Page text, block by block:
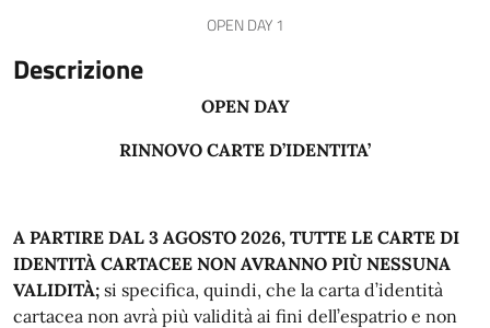
OPEN DAY 1
Descrizione
OPEN DAY
RINNOVO CARTE D’IDENTITA’
A PARTIRE DAL 3 AGOSTO 2026, TUTTE LE CARTE DI
IDENTITÀ CARTACEE NON AVRANNO PIÙ NESSUNA
VALIDITÀ; si specifica, quindi, che la carta d’identità
cartacea non avrà più validità ai fini dell’espatrio e non